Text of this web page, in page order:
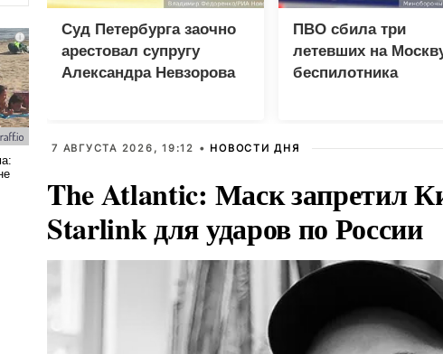
Суд Петербурга заочно
арестовал супругу
Александра Невзорова
ПВО сбила три
летевших на
беспилотника
7 АВГУСТА 2026, 19:12 • НОВОСТИ ДНЯ
The Atlantic: Маск запретил
Starlink для ударов по России